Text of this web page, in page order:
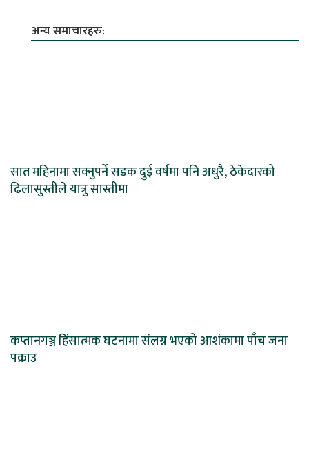
अन्य समाचारहरु:
सात महिनामा सक्नुपर्ने सडक दुई वर्षमा पनि अधुरै, ठेकेदारको
ढिलासुस्तीले यात्रु सास्तीमा
कप्तानगञ्ज हिंसात्मक घटनामा संलग्न भएको आशंकामा पाँच जना
पक्राउ